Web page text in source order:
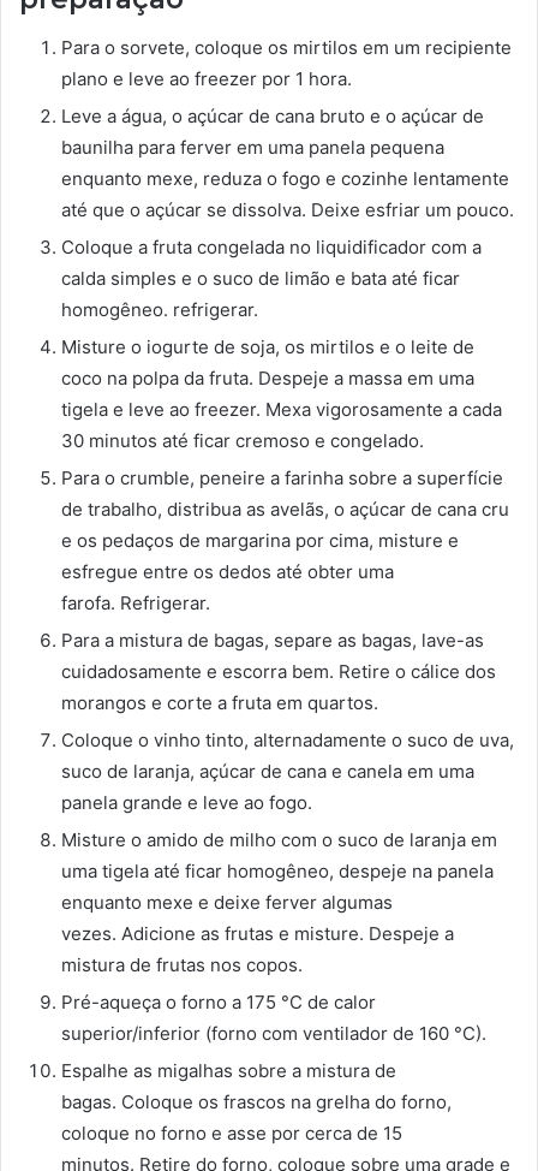
Para o sorvete, coloque os mirtilos em um recipiente
plano e leve ao freezer por 1 hora.
Leve a água, o açúcar de cana bruto e o açúcar de
baunilha para ferver em uma panela pequena
enquanto mexe, reduza o fogo e cozinhe lentamente
até que o açúcar se dissolva. Deixe esfriar um pouco.
Coloque a fruta congelada no liquidificador com a
calda simples e o suco de limão e bata até ficar
homogêneo. refrigerar.
Misture o iogurte de soja, os mirtilos e o leite de
coco na polpa da fruta. Despeje a massa em uma
tigela e leve ao freezer. Mexa vigorosamente a cada
30 minutos até ficar cremoso e congelado.
Para o crumble, peneire a farinha sobre a superfície
de trabalho, distribua as avelãs, o açúcar de cana cru
e os pedaços de margarina por cima, misture e
esfregue entre os dedos até obter uma
farofa. Refrigerar.
Para a mistura de bagas, separe as bagas, lave-as
cuidadosamente e escorra bem. Retire o cálice dos
morangos e corte a fruta em quartos.
Coloque o vinho tinto, alternadamente o suco de uva,
suco de laranja, açúcar de cana e canela em uma
panela grande e leve ao fogo.
Misture o amido de milho com o suco de laranja em
uma tigela até ficar homogêneo, despeje na panela
enquanto mexe e deixe ferver algumas
vezes. Adicione as frutas e misture. Despeje a
mistura de frutas nos copos.
Pré-aqueça o forno a 175 °C de calor
superior/inferior (forno com ventilador de 160 °C).
Espalhe as migalhas sobre a mistura de
bagas. Coloque os frascos na grelha do forno,
coloque no forno e asse por cerca de 15
minutos. Retire do forno, coloque sobre uma grade e